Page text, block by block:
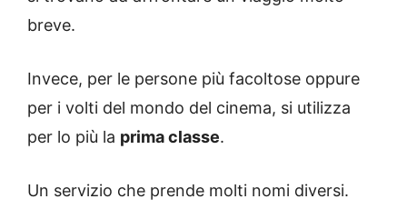
breve.
Invece, per le persone più facoltose oppure
per i volti del mondo del cinema, si utilizza
per lo più la prima classe.
Un servizio che prende molti nomi diversi.